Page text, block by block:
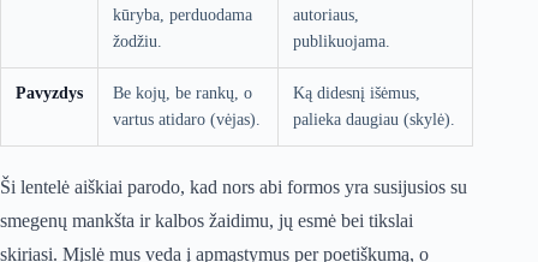
kūryba, perduodama
žodžiu.
autoriaus,
publikuojama.
Pavyzdys
Be kojų, be rankų, o
vartus atidaro (vėjas).
Ką didesnį išėmus,
palieka daugiau (skylė).
Ši lentelė aiškiai parodo, kad nors abi formos yra susijusios su
smegenų mankšta ir kalbos žaidimu, jų esmė bei tikslai
skiriasi. Mįslė mus veda į apmąstymus per poetiškumą, o